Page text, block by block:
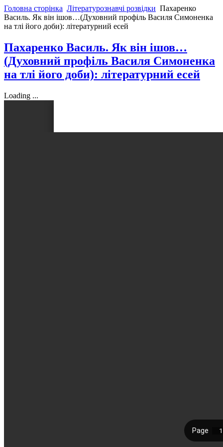
Головна сторінка Літературознавчі розвідки Пахаренко
Василь. Як він ішов…(Духовний профіль Василя Симоненка
на тлі його доби): літературний есей
Пахаренко Василь. Як він ішов…
(Духовний профіль Василя Симоненка
на тлі його доби): літературний есей
Loading ...